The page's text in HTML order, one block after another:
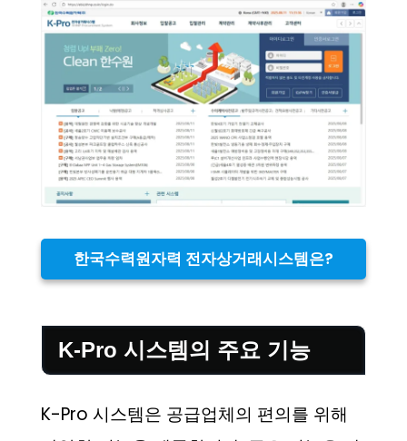
한국수력원자력 전자상거래시스템은?
K-Pro 시스템의 주요 기능
K-Pro 시스템은 공급업체의 편의를 위해